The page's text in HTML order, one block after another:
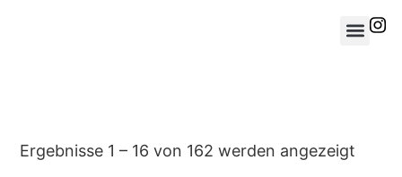
Ergebnisse 1 – 16 von 162 werden angezeigt